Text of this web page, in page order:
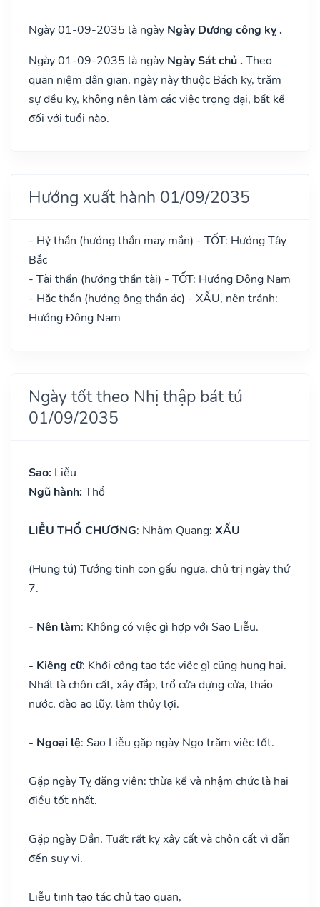
Ngày 01-09-2035 là ngày Ngày Dương công kỵ .
Ngày 01-09-2035 là ngày Ngày Sát chủ . Theo
quan niệm dân gian, ngày này thuộc Bách kỵ, trăm
sự đều kỵ, không nên làm các việc trọng đại, bất kể
đối với tuổi nào.
Hướng xuất hành 01/09/2035
- Hỷ thần (hướng thần may mắn) - TỐT: Hướng Tây
Bắc
- Tài thần (hướng thần tài) - TỐT: Hướng Đông Nam
- Hắc thần (hướng ông thần ác) - XẤU, nên tránh:
Hướng Đông Nam
Ngày tốt theo Nhị thập bát tú
01/09/2035
Sao: Liễu
Ngũ hành: Thổ
LIỄU THỔ CHƯƠNG: Nhậm Quang: XẤU
(Hung tú) Tướng tinh con gấu ngựa, chủ trị ngày thứ
7.
- Nên làm: Không có việc gì hợp với Sao Liễu.
- Kiêng cữ: Khởi công tạo tác việc gì cũng hung hại.
Nhất là chôn cất, xây đắp, trổ cửa dựng cửa, tháo
nước, đào ao lũy, làm thủy lợi.
- Ngoại lệ: Sao Liễu gặp ngày Ngọ trăm việc tốt.
Gặp ngày Tỵ đăng viên: thừa kế và nhậm chức là hai
điều tốt nhất.
Gặp ngày Dần, Tuất rất kỵ xây cất và chôn cất vì dẫn
đến suy vi.
Liễu tinh tạo tác chủ tao quan,